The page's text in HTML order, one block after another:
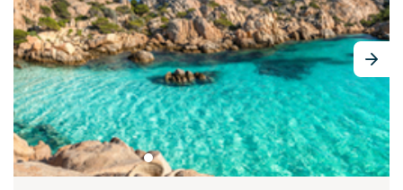
Gibraltar
© Mario Totzek